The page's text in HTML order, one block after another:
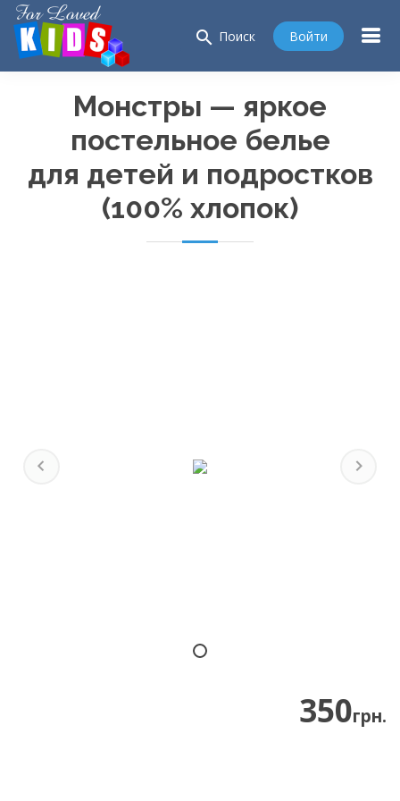
search Поиск Войти
Монстры — яркое
постельное белье
для детей и подростков
(100% хлопок)
Previous Next
350грн.